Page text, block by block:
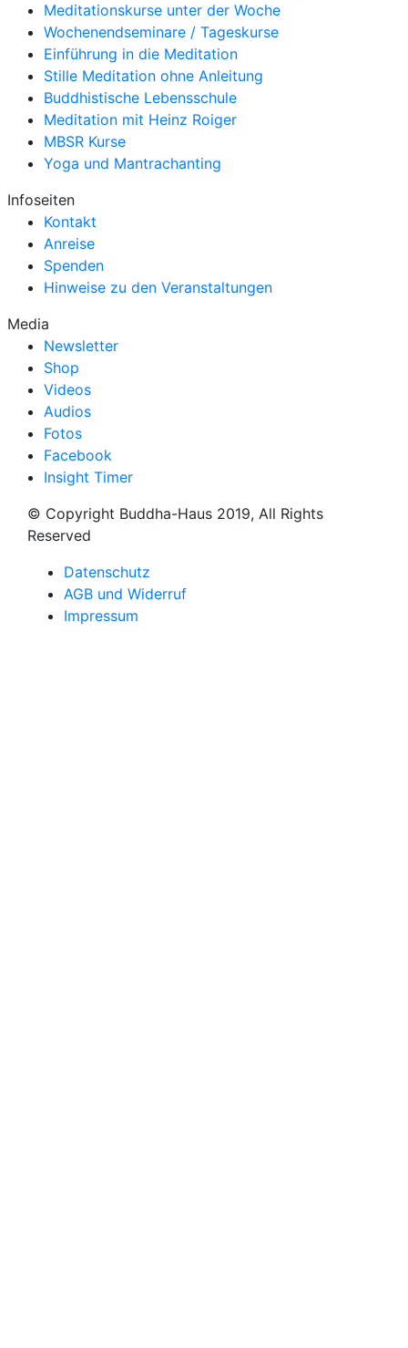
Meditationskurse unter der Woche
Wochenendseminare / Tageskurse
Einführung in die Meditation
Stille Meditation ohne Anleitung
Buddhistische Lebensschule
Meditation mit Heinz Roiger
MBSR Kurse
Yoga und Mantrachanting
Infoseiten
Kontakt
Anreise
Spenden
Hinweise zu den Veranstaltungen
Media
Newsletter
Shop
Videos
Audios
Fotos
Facebook
Insight Timer
© Copyright Buddha-Haus 2019, All Rights
Reserved
Datenschutz
AGB und Widerruf
Impressum